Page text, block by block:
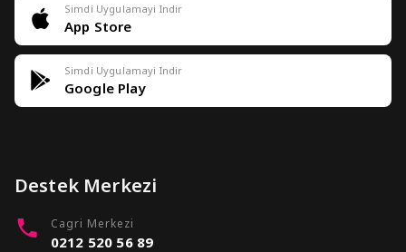
Simdi Uygulamayi Indir
App Store
Simdi Uygulamayi Indir
Google Play
Destek Merkezi
Cagri Merkezi
0212 520 56 89